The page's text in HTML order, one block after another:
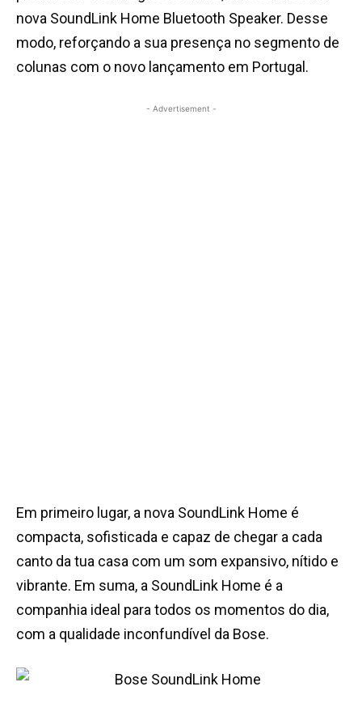
nova SoundLink Home Bluetooth Speaker. Desse
modo, reforçando a sua presença no segmento de
colunas com o novo lançamento em Portugal.
- Advertisement -
Em primeiro lugar, a nova SoundLink Home é
compacta, sofisticada e capaz de chegar a cada
canto da tua casa com um som expansivo, nítido e
vibrante. Em suma, a SoundLink Home é a
companhia ideal para todos os momentos do dia,
com a qualidade inconfundível da Bose.